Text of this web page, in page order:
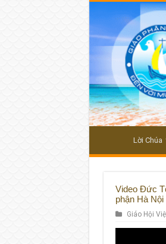
Lời Chúa
Video Đức
phận Hà Nội
Giáo Hội